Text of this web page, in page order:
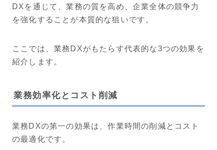
DXを通じて、業務の質を高め、企業全体の競争力
を強化することが本質的な狙いです。
ここでは、業務DXがもたらす代表的な3つの効果を
紹介します。
業務効率化とコスト削減
業務DXの第一の効果は、作業時間の削減とコスト
の最適化です。